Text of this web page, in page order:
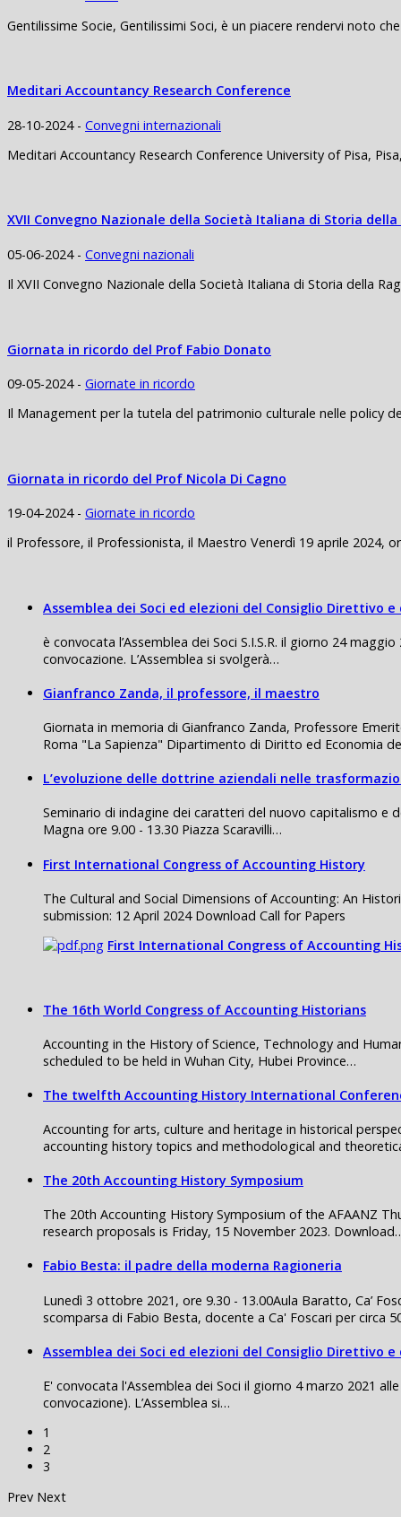
Gentilissime Socie, Gentilissimi Soci, è un piacere rendervi noto
Meditari Accountancy Research Conference
28-10-2024 - Convegni internazionali
Meditari Accountancy Research Conference University of Pisa,
XVII Convegno Nazionale della Società Italiana di Storia
05-06-2024 - Convegni nazionali
Il XVII Convegno Nazionale della Società Italiana di Storia della
Giornata in ricordo del Prof Fabio Donato
09-05-2024 - Giornate in ricordo
Il Management per la tutela del patrimonio culturale nelle policy
Giornata in ricordo del Prof Nicola Di Cagno
19-04-2024 - Giornate in ricordo
il Professore, il Professionista, il Maestro Venerdì 19 aprile 2024,
Assemblea dei Soci ed elezioni del Consiglio Direttivo
è convocata l’Assemblea dei Soci S.I.S.R. il giorno 24
convocazione. L’Assemblea si svolgerà…
Gianfranco Zanda, il professore, il maestro
Giornata in memoria di Gianfranco Zanda, Professore
Roma "La Sapienza" Dipartimento di Diritto ed Economia
L’evoluzione delle dottrine aziendali nelle
Seminario di indagine dei caratteri del nuovo capitalismo e
Magna ore 9.00 - 13.30 Piazza Scaravilli…
First International Congress of Accounting History
The Cultural and Social Dimensions of Accounting: An
submission: 12 April 2024 Download Call for Papers
First International Congress of Accounting
The 16th World Congress of Accounting Historians
Accounting in the History of Science, Technology and
scheduled to be held in Wuhan City, Hubei Province…
The twelfth Accounting History International
Accounting for arts, culture and heritage in historical
accounting history topics and methodological and
The 20th Accounting History Symposium
The 20th Accounting History Symposium of the AFAANZ
research proposals is Friday, 15 November 2023.
Fabio Besta: il padre della moderna Ragioneria
Lunedì 3 ottobre 2021, ore 9.30 - 13.00Aula Baratto, Ca’
scomparsa di Fabio Besta, docente a Ca' Foscari per circa
Assemblea dei Soci ed elezioni del Consiglio Direttivo
E' convocata l'Assemblea dei Soci il giorno 4 marzo 2021
convocazione). L’Assemblea si…
1
2
3
Prev Next